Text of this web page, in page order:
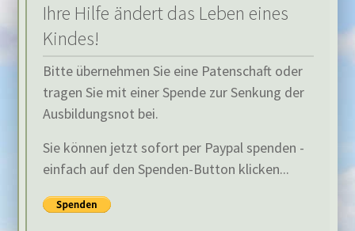
Ihre Hilfe ändert das Leben eines
Kindes!
Bitte übernehmen Sie eine Patenschaft oder
tragen Sie mit einer Spende zur Senkung der
Ausbildungsnot bei.
Sie können jetzt sofort per Paypal spenden -
einfach auf den Spenden-Button klicken...